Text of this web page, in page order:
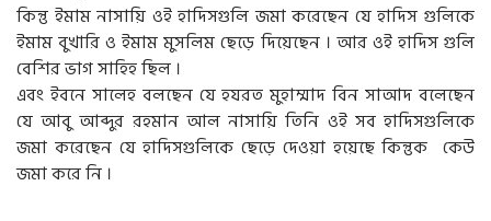
কিন্তু ইমাম নাসায়ি ওই হাদিসগুলি জমা করেছেন যে হাদিস গুলিকে
ইমাম বুখারি ও ইমাম মুসলিম ছেড়ে দিয়েছেন । আর ওই হাদিস গুলি
বেশির ভাগ সাহিহ ছিল ।
এবং ইবনে সালেহ বলছেন যে হযরত মুহাম্মাদ বিন সাআদ বলেছেন
যে আবু আব্দুর রহমান আল নাসায়ি তিনি ওই সব হাদিসগুলিকে
জমা করেছেন যে হাদিসগুলিকে ছেড়ে দেওয়া হয়েছে কিন্তুক কেউ
জমা করে নি ।